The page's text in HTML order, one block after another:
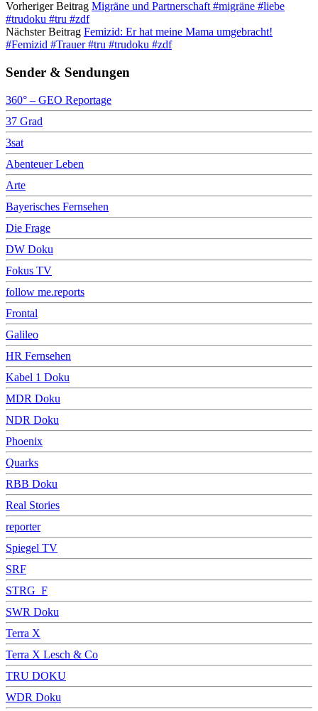
Vorheriger Beitrag Migräne und Partnerschaft #migräne #liebe
#trudoku #tru #zdf
Nächster Beitrag Femizid: Er hat meine Mama umgebracht!
#Femizid #Trauer #tru #trudoku #zdf
Sender & Sendungen
360° – GEO Reportage
37 Grad
3sat
Abenteuer Leben
Arte
Bayerisches Fernsehen
Die Frage
DW Doku
Fokus TV
follow me.reports
Frontal
Galileo
HR Fernsehen
Kabel 1 Doku
MDR Doku
NDR Doku
Phoenix
Quarks
RBB Doku
Real Stories
reporter
Spiegel TV
SRF
STRG_F
SWR Doku
Terra X
Terra X Lesch & Co
TRU DOKU
WDR Doku